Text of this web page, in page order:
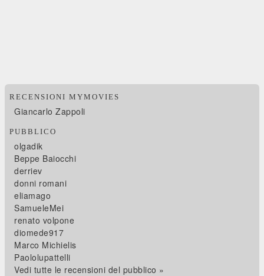
RECENSIONI MYMOVIES
Giancarlo Zappoli
PUBBLICO
olgadik
Beppe Baiocchi
derriev
donni romani
eliamago
SamueleMei
renato volpone
diomede917
Marco Michielis
Paololupattelli
Vedi tutte le recensioni del pubblico »